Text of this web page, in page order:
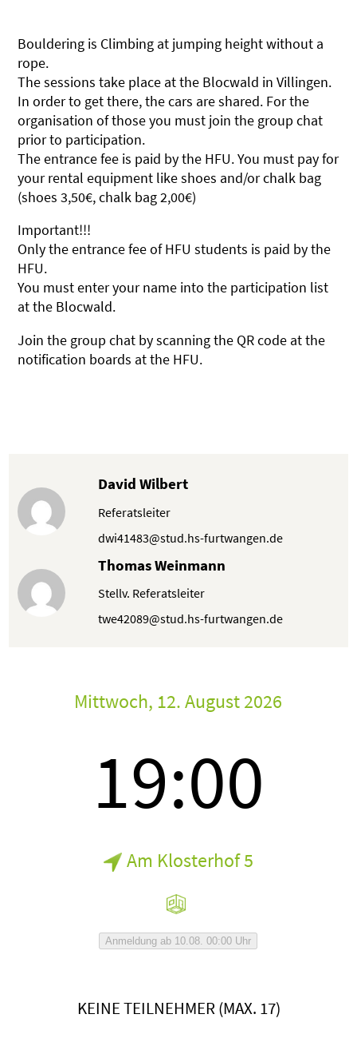
Bouldering is Climbing at jumping height without a
rope.
The sessions take place at the Blocwald in Villingen.
In order to get there, the cars are shared. For the
organisation of those you must join the group chat
prior to participation.
The entrance fee is paid by the HFU. You must pay for
your rental equipment like shoes and/or chalk bag
(shoes 3,50€, chalk bag 2,00€)
Important!!!
Only the entrance fee of HFU students is paid by the
HFU.
You must enter your name into the participation list
at the Blocwald.
Join the group chat by scanning the QR code at the
notification boards at the HFU.
David Wilbert
Referatsleiter
dwi41483@stud.hs-furtwangen.de
Thomas Weinmann
Stellv. Referatsleiter
twe42089@stud.hs-furtwangen.de
Mittwoch, 12. August 2026
19:00
Am Klosterhof 5
Anmeldung ab 10.08. 00:00 Uhr
KEINE TEILNEHMER (MAX. 17)